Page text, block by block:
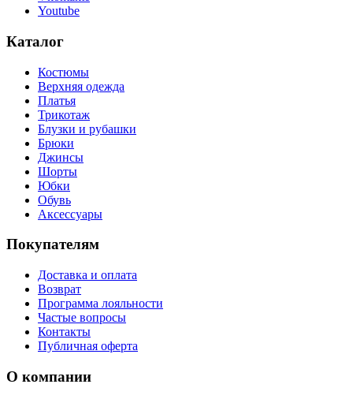
Youtube
Каталог
Костюмы
Верхняя одежда
Платья
Трикотаж
Блузки и рубашки
Брюки
Джинсы
Шорты
Юбки
Обувь
Аксессуары
Покупателям
Доставка и оплата
Возврат
Программа лояльности
Частые вопросы
Контакты
Публичная оферта
О компании